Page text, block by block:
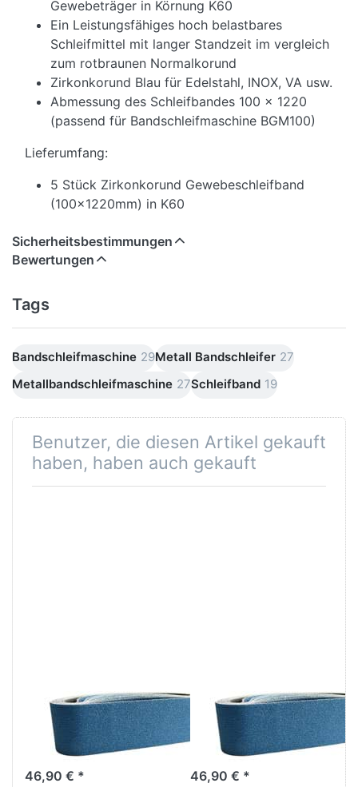
Gewebeträger in Körnung K60
Ein Leistungsfähiges hoch belastbares
Schleifmittel mit langer Standzeit im vergleich
zum rotbraunen Normalkorund
Zirkonkorund Blau für Edelstahl, INOX, VA usw.
Abmessung des Schleifbandes 100 x 1220
(passend für Bandschleifmaschine BGM100)
Lieferumfang:
5 Stück Zirkonkorund Gewebeschleifband
(100x1220mm) in K60
Sicherheitsbestimmungen
Bewertungen
Tags
Bandschleifmaschine 29Metall Bandschleifer 27
Metallbandschleifmaschine 27Schleifband 19
Benutzer, die diesen Artikel gekauft
haben, haben auch gekauft
Schleifband 100
x 1220 mm -
K40
46,90 € *
Schleifband 100
x 1220 mm -
K80
46,90 € *